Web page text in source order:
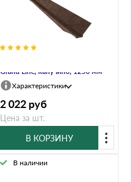
Grand Line, капучино, 1250 мм
Характеристики
2 022 руб
Цена за шт.
В КОРЗИНУ
В наличии